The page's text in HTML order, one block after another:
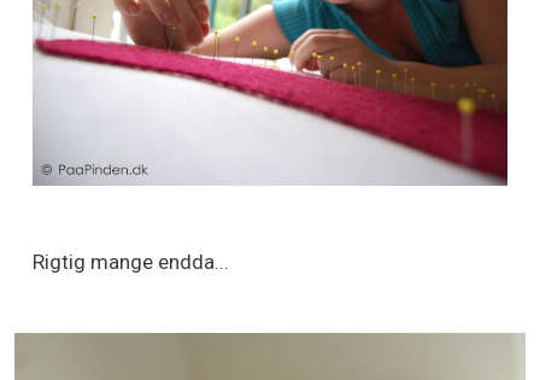
Rigtig mange endda...